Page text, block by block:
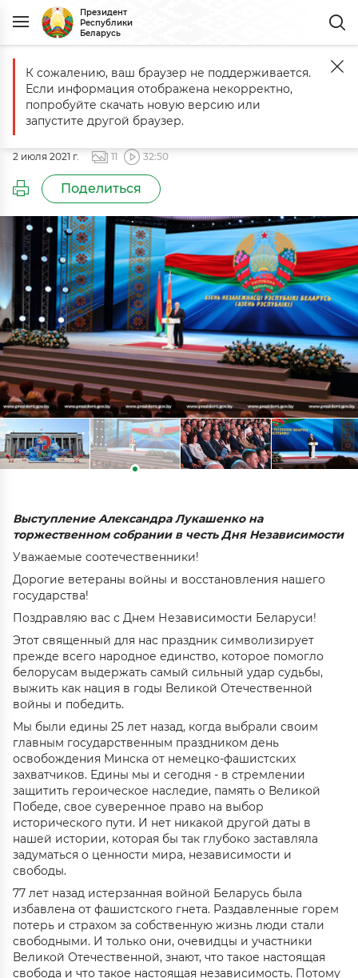
Президент
Республики
Беларусь
Главная События Торжественное собрание в честь Дня
Торжественное собрание в честь
Дня Независимости
2 июля 2021 г. 11 32:50
Поделиться
Выступление Александра Лукашенко на
торжественном собрании в честь Дня Независимости
Уважаемые соотечественники!
Дорогие ветераны войны и восстановления нашего
государства!
Поздравляю вас с Днем Независимости Беларуси!
Этот священный для нас праздник символизирует
прежде всего народное единство, которое помогло
белорусам выдержать самый сильный удар судьбы,
выжить как нация в годы Великой Отечественной
войны и победить.
Мы были едины 25 лет назад, когда выбрали своим
главным государственным праздником день
освобождения Минска от немецко-фашистских
захватчиков. Едины мы и сегодня - в стремлении
защитить героическое наследие, память о Великой
Победе, свое суверенное право на выбор
исторического пути. И нет никакой другой даты в
нашей истории, которая бы так глубоко заставляла
задуматься о ценности мира, независимости и
свободы.
77 лет назад истерзанная войной Беларусь была
избавлена от фашистского гнета. Раздавленные горем
потерь и страхом за собственную жизнь люди стали
свободными. И только они, очевидцы и участники
Великой Отечественной, знают, что такое настоящая
свобода и что такое настоящая независимость. Потому
К сожалению, ваш браузер не поддерживается.
Если информация отображена некорректно,
попробуйте скачать новую версию или
запустите другой браузер.